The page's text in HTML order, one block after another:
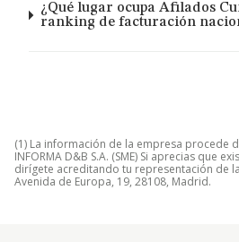
¿Qué lugar ocupa Afilados
ranking de facturación
(1) La información de la empresa procede
INFORMA D&B S.A. (SME) Si aprecias que
dirígete acreditando tu representación de
Avenida de Europa, 19, 28108, Madrid.